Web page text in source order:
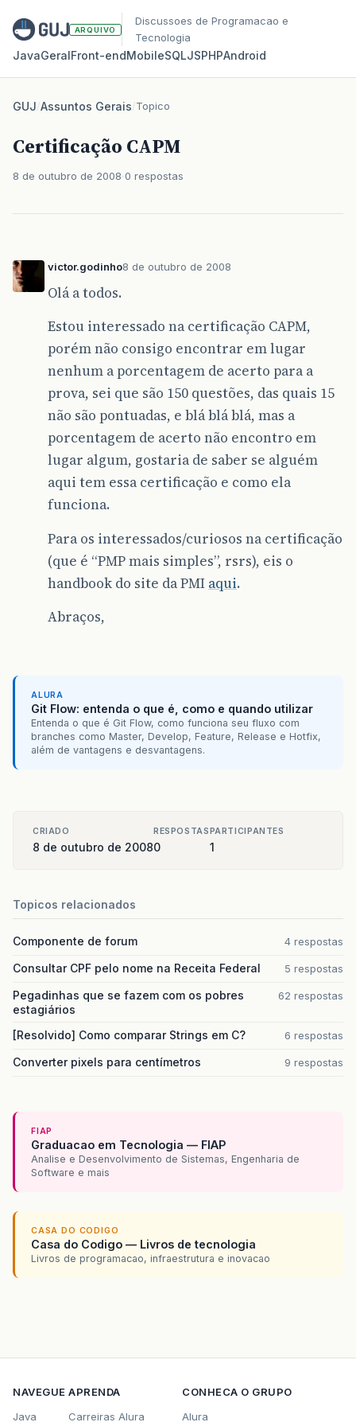
ARQUIVO
Discussoes de Programacao e
Tecnologia
JavaGeralFront‑endMobileSQLJSPHPAndroid
GUJ/Assuntos Gerais/Topico
Certificação CAPM
8 de outubro de 2008 0 respostas
victor.godinho8 de outubro de 2008
Olá a todos.
Estou interessado na certificação CAPM,
porém não consigo encontrar em lugar
nenhum a porcentagem de acerto para a
prova, sei que são 150 questões, das quais 15
não são pontuadas, e blá blá blá, mas a
porcentagem de acerto não encontro em
lugar algum, gostaria de saber se alguém
aqui tem essa certificação e como ela
funciona.
Para os interessados/curiosos na certificação
(que é “PMP mais simples”, rsrs), eis o
handbook do site da PMI aqui.
Abraços,
ALURA
Git Flow: entenda o que é, como e quando utilizar
Entenda o que é Git Flow, como funciona seu fluxo com
branches como Master, Develop, Feature, Release e Hotfix,
além de vantagens e desvantagens.
CRIADO
8 de outubro de 2008
RESPOSTAS
0
PARTICIPANTES
1
Topicos relacionados
Componente de forum 4 respostas
Consultar CPF pelo nome na Receita Federal 5 respostas
Pegadinhas que se fazem com os pobres
estagiários
62 respostas
[Resolvido] Como comparar Strings em C? 6 respostas
Converter pixels para centímetros 9 respostas
FIAP
Graduacao em Tecnologia — FIAP
Analise e Desenvolvimento de Sistemas, Engenharia de
Software e mais
CASA DO CODIGO
Casa do Codigo — Livros de tecnologia
Livros de programacao, infraestrutura e inovacao
NAVEGUE
Java
APRENDA
Carreiras Alura
CONHECA O GRUPO
Alura